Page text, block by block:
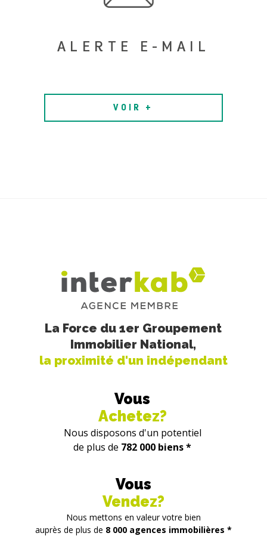
ALERTE E-MAIL
VOIR +
La Force du 1er Groupement
Immobilier National,
la proximité d'un indépendant
Vous
Achetez?
Nous disposons d'un potentiel
de plus de 782 000 biens *
Vous
Vendez?
Nous mettons en valeur votre bien
auprès de plus de 8 000 agences immobilières *